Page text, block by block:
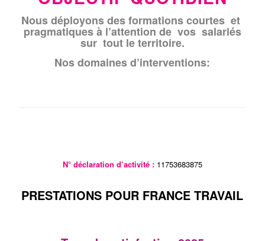
Nous déployons des formations courtes et
pragmatiques à l’attention de vos salariés
sur tout le territoire.
Nos domaines d’interventions:
N° déclaration d’activité :11753683875
PRESTATIONS POUR FRANCE TRAVAIL